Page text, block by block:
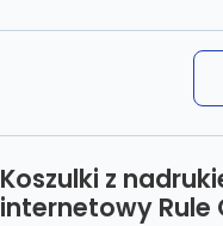
Koszulki z
internetowy Rule